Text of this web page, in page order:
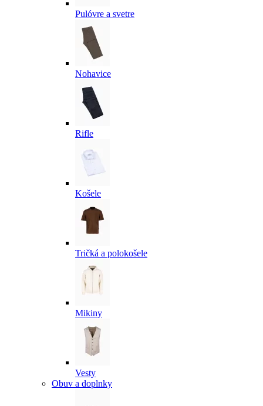
Pulóvre a svetre
Nohavice
Rifle
Košele
Tričká a polokošele
Mikiny
Vesty
Obuv a doplnky